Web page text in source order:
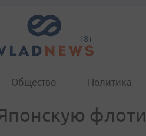
Общество Политика